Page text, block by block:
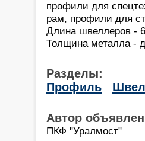
профили для
рам, профили для
Длина швеллеров -
Толщина металла -
Разделы:
Профиль
Автор
ПКФ "Уралмост"